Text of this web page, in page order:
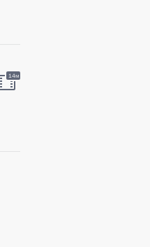
14м